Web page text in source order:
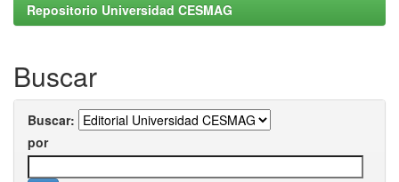
Repositorio Universidad CESMAG
Buscar
Buscar:
por